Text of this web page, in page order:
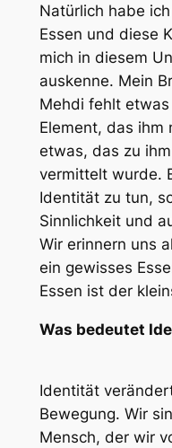
Natürlich habe
Essen und diese
mich in diesem
auskenne. Mein
Mehdi fehlt
Element, das ihm
etwas, das zu
vermittelt wurde.
Identität zu tun,
Sinnlichkeit und
Wir erinnern uns
ein gewisses
Essen ist der
Was bedeutet
Identität
Bewegung. Wir
Mensch, der wir